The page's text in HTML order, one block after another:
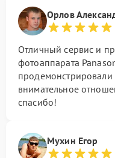
Орлов
Отличный сервис и
фотоаппарата
продемонстрировали
внимательное
спасибо!
Мухин Егор